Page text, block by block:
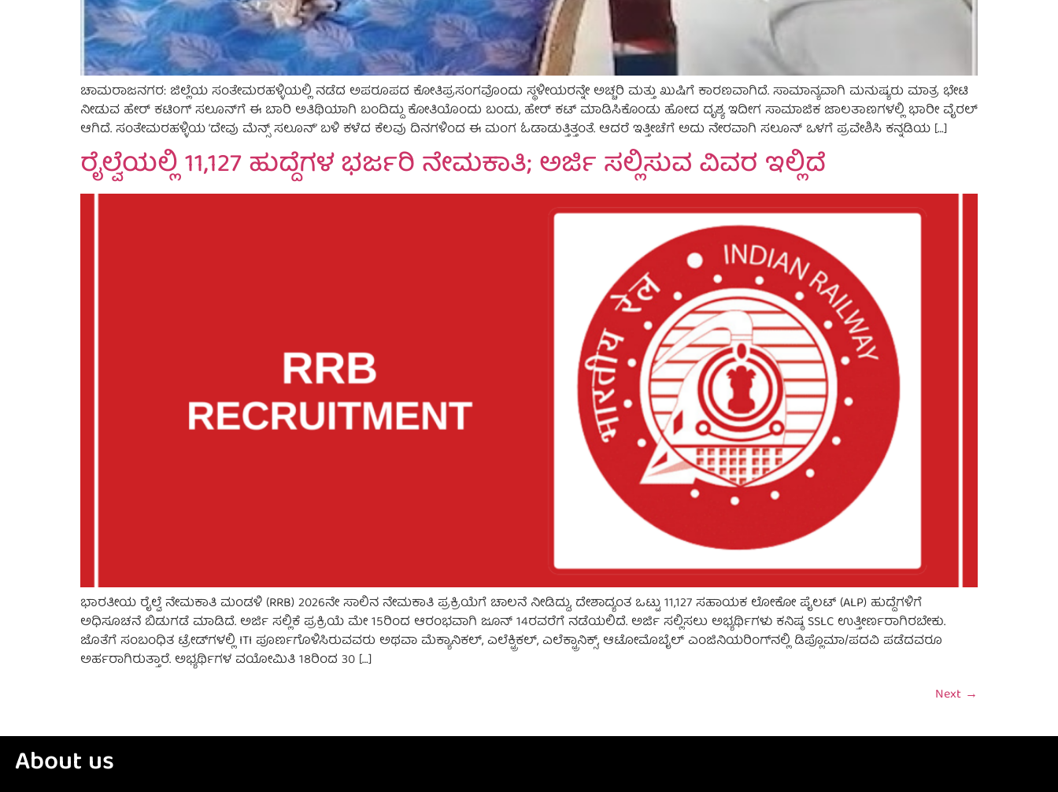
ಚಾಮರಾಜನಗರ: ಜಿಲ್ಲೆಯ ಸಂತೇಮರಹಳ್ಳಿಯಲ್ಲಿ ನಡೆದ ಅಪರೂಪದ ಕೋತಿಪ್ರಸಂಗವೊಂದು ಸ್ಥಳೀಯರನ್ನೇ ಅಚ್ಚರಿ ಮತ್ತು ಖುಷಿಗೆ ಕಾರಣವಾಗಿದೆ. ಸಾಮಾನ್ಯವಾಗಿ ಮನುಷ್ಯರು ಮಾತ್ರ ಭೇಟಿ
ನೀಡುವ ಹೇರ್ ಕಟಿಂಗ್ ಸಲೂನ್‌ಗೆ ಈ ಬಾರಿ ಅತಿಥಿಯಾಗಿ ಬಂದಿದ್ದು ಕೋತಿಯೊಂದು ಬಂದು, ಹೇರ್ ಕಟ್ ಮಾಡಿಸಿಕೊಂಡು ಹೋದ ದೃಶ್ಯ ಇದೀಗ ಸಾಮಾಜಿಕ ಜಾಲತಾಣಗಳಲ್ಲಿ ಭಾರೀ ವೈರಲ್
ಆಗಿದೆ. ಸಂತೇಮರಹಳ್ಳಿಯ ‘ದೇವು ಮೆನ್ಸ್ ಸಲೂನ್’ ಬಳಿ ಕಳೆದ ಕೆಲವು ದಿನಗಳಿಂದ ಈ ಮಂಗ ಓಡಾಡುತ್ತಿತ್ತಂತೆ. ಆದರೆ ಇತ್ತೀಚೆಗೆ ಅದು ನೇರವಾಗಿ ಸಲೂನ್ ಒಳಗೆ ಪ್ರವೇಶಿಸಿ ಕನ್ನಡಿಯ […]
ರೈಲ್ವೆಯಲ್ಲಿ 11,127 ಹುದ್ದೆಗಳ ಭರ್ಜರಿ ನೇಮಕಾತಿ; ಅರ್ಜಿ ಸಲ್ಲಿಸುವ ವಿವರ ಇಲ್ಲಿದೆ
ಭಾರತೀಯ ರೈಲ್ವೆ ನೇಮಕಾತಿ ಮಂಡಳಿ (RRB) 2026ನೇ ಸಾಲಿನ ನೇಮಕಾತಿ ಪ್ರಕ್ರಿಯೆಗೆ ಚಾಲನೆ ನೀಡಿದ್ದು, ದೇಶಾದ್ಯಂತ ಒಟ್ಟು 11,127 ಸಹಾಯಕ ಲೋಕೋ ಪೈಲಟ್ (ALP) ಹುದ್ದೆಗಳಿಗೆ
ಅಧಿಸೂಚನೆ ಬಿಡುಗಡೆ ಮಾಡಿದೆ. ಅರ್ಜಿ ಸಲ್ಲಿಕೆ ಪ್ರಕ್ರಿಯೆ ಮೇ 15ರಿಂದ ಆರಂಭವಾಗಿ ಜೂನ್ 14ರವರೆಗೆ ನಡೆಯಲಿದೆ. ಅರ್ಜಿ ಸಲ್ಲಿಸಲು ಅಭ್ಯರ್ಥಿಗಳು ಕನಿಷ್ಠ SSLC ಉತ್ತೀರ್ಣರಾಗಿರಬೇಕು.
ಜೊತೆಗೆ ಸಂಬಂಧಿತ ಟ್ರೇಡ್‌ಗಳಲ್ಲಿ ITI ಪೂರ್ಣಗೊಳಿಸಿರುವವರು ಅಥವಾ ಮೆಕ್ಯಾನಿಕಲ್, ಎಲೆಕ್ಟ್ರಿಕಲ್, ಎಲೆಕ್ಟ್ರಾನಿಕ್ಸ್, ಆಟೋಮೊಬೈಲ್ ಎಂಜಿನಿಯರಿಂಗ್‌ನಲ್ಲಿ ಡಿಪ್ಲೊಮಾ/ಪದವಿ ಪಡೆದವರೂ
ಅರ್ಹರಾಗಿರುತ್ತಾರೆ. ಅಭ್ಯರ್ಥಿಗಳ ವಯೋಮಿತಿ 18ರಿಂದ 30 […]
Next →
About us